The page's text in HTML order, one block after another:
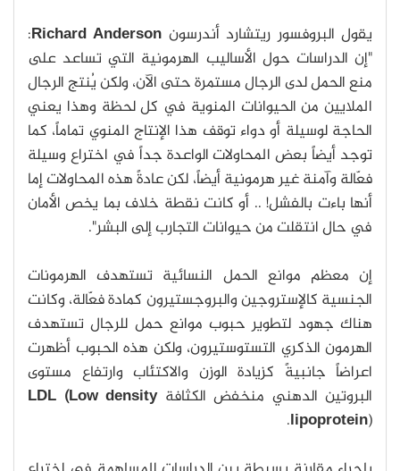
يقول البروفسور ريتشارد أندرسون Richard Anderson
:
"إن الدراسات حول الأساليب الهرمونية التي تساعد على
منع الحمل لدى الرجال مستمرة حتى الآن، ولكن يُنتج الرجال
الملايين من الحيوانات المنوية في كل لحظة وهذا يعني
الحاجة لوسيلة أو دواء توقف هذا الإنتاج المنوي تماماً، كما
توجد أيضاً بعض المحاولات الواعدة جداً في اختراع وسيلة
فعّالة وآمنة غير هرمونية أيضاً، لكن عادةً هذه المحاولات إما
أنها باءت بالفشل! .. أو كانت نقطة خلاف بما يخص الأمان
في حال انتقلت من حيوانات التجارب إلى البشر".
إن معظم موانع الحمل النسائية تستهدف الهرمونات
الجنسية كالإستروجين والبروجستيرون كمادة فعّالة، وكانت
هناك جهود لتطوير حبوب موانع حمل للرجال تستهدف
الهرمون الذكري التستوستيرون، ولكن هذه الحبوب أظهرت
اعراضاً جانبيةً كزيادة الوزن والاكتئاب وارتفاع مستوى
البروتين الدهني منخفض الكثافةLDL (Low density
lipoprotein).